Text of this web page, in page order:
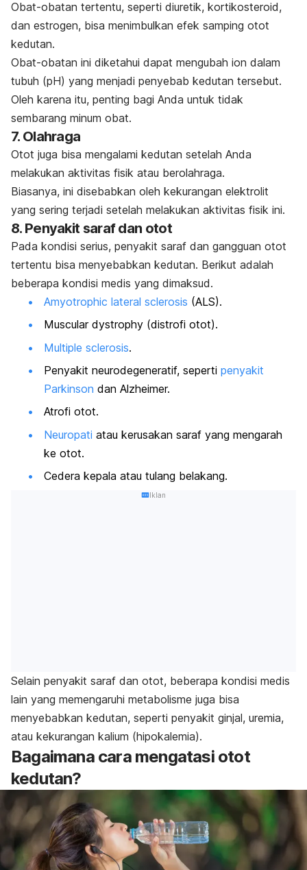
Obat-obatan tertentu, seperti diuretik, kortikosteroid,
dan estrogen, bisa menimbulkan efek samping otot
kedutan.
Obat-obatan ini diketahui dapat mengubah ion dalam
tubuh (pH) yang menjadi penyebab kedutan tersebut.
Oleh karena itu, penting bagi Anda untuk tidak
sembarang minum obat.
7. Olahraga
Otot juga bisa mengalami kedutan setelah Anda
melakukan aktivitas fisik atau berolahraga.
Biasanya, ini disebabkan oleh kekurangan elektrolit
yang sering terjadi setelah melakukan aktivitas fisik ini.
8. Penyakit saraf dan otot
Pada kondisi serius, penyakit saraf dan gangguan otot
tertentu bisa menyebabkan kedutan. Berikut adalah
beberapa kondisi medis yang dimaksud.
Amyotrophic lateral sclerosis (ALS).
Muscular dystrophy (distrofi otot).
Multiple sclerosis.
Penyakit neurodegeneratif, seperti penyakit
Parkinson dan Alzheimer.
Atrofi otot.
Neuropati atau kerusakan saraf yang mengarah
ke otot.
Cedera kepala atau tulang belakang.
Iklan
Selain penyakit saraf dan otot, beberapa kondisi medis
lain yang memengaruhi metabolisme juga bisa
menyebabkan kedutan, seperti penyakit ginjal, uremia,
atau kekurangan kalium (hipokalemia).
Bagaimana cara mengatasi otot
kedutan?